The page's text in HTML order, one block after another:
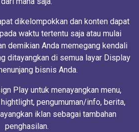
dikelompokkan dan konten dapat
waktu tertentu saja atau mulai
demikian Anda memegang kendali
ditayangkan di semua layar Display
bisnis Anda.
Play untuk menayangkan menu,
pengumuman/info, berita,
iklan sebagai tambahan
penghasilan.